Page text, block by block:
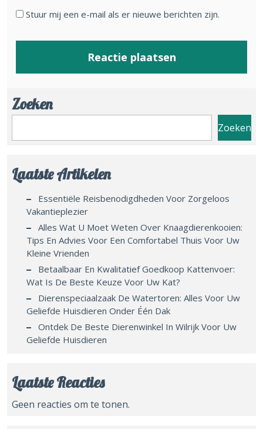
Stuur mij een e-mail als er nieuwe berichten zijn.
Zoeken
Zoeken
Laatste Artikelen
Essentiële Reisbenodigdheden Voor Zorgeloos
Vakantieplezier
Alles Wat U Moet Weten Over Knaagdierenkooien:
Tips En Advies Voor Een Comfortabel Thuis Voor Uw
Kleine Vrienden
Betaalbaar En Kwalitatief Goedkoop Kattenvoer:
Wat Is De Beste Keuze Voor Uw Kat?
Dierenspeciaalzaak De Watertoren: Alles Voor Uw
Geliefde Huisdieren Onder Één Dak
Ontdek De Beste Dierenwinkel In Wilrijk Voor Uw
Geliefde Huisdieren
Laatste Reacties
Geen reacties om te tonen.